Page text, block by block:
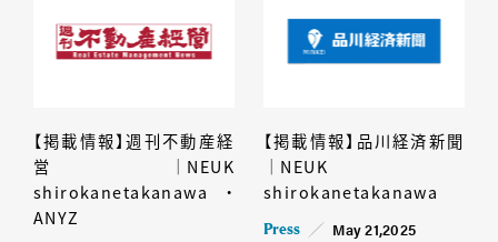
【掲載情報】週刊不動産経
営│NEUK
shirokanetakanawa・
ANYZ
【掲載情報】品川経済新聞
│NEUK
shirokanetakanawa
Press May 21,2025